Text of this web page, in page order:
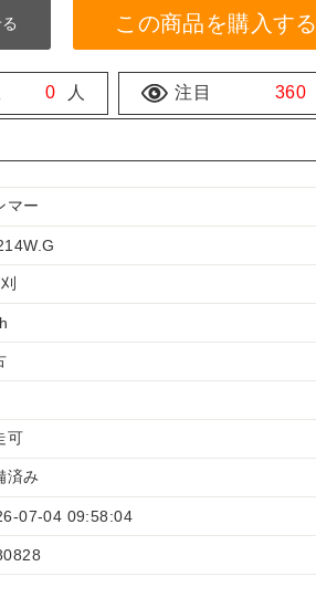
この商品を購入する
0 人 注目 360
マー
可
済み
07-04 09:58:04